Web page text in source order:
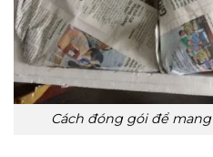
Cách đóng gói để